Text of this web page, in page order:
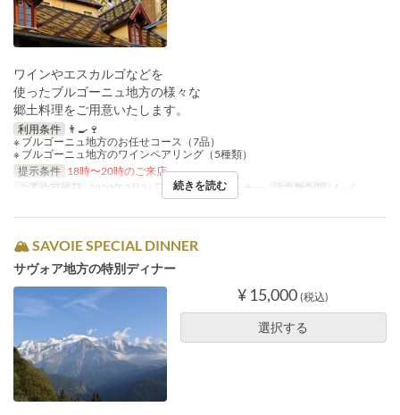
ワインやエスカルゴなどを
使ったブルゴーニュ地方の様々な
郷土料理をご用意いたします。
利用条件
👨‍🍳🍷
※ ブルゴーニュ地方のお任せコース（7品）
※ ブルゴーニュ地方のワインペアリング（5種類）
提示条件 18時〜20時のご来店
ご予約可能日
2020年3月26日 食事時間 ディナー 注文数制限 1 ~ 6
続きを読む
🏔 SAVOIE SPECIAL DINNER
サヴォア地方の特別ディナー
¥ 15,000 (税込)
選択する